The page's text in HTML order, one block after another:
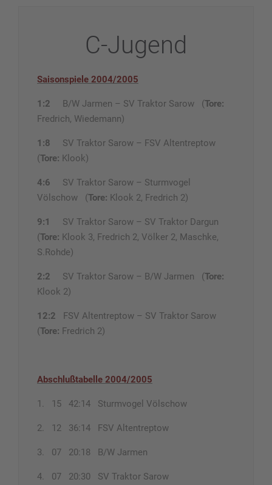
C-Jugend
Saisonspiele 2004/2005
1:2 B/W Jarmen – SV Traktor Sarow (Tore:
Fredrich, Wiedemann)
1:8 SV Traktor Sarow – FSV Altentreptow
(Tore: Klook)
4:6
SV Traktor Sarow – Sturmvogel
Völschow (Tore: Klook 2, Fredrich 2)
9:1
SV Traktor Sarow – SV Traktor Dargun
(Tore: Klook 3, Fredrich 2, Völker 2, Maschke,
S.Rohde)
2:2 SV Traktor Sarow – B/W Jarmen (Tore:
Klook 2)
12:2 FSV Altentreptow – SV Traktor Sarow
(Tore: Fredrich 2)
Abschlußtabelle 2004/2005
1. 15 42:14 Sturmvogel Völschow
2. 12 36:14 FSV Altentreptow
3. 07 20:18 B/W Jarmen
4. 07 20:30 SV Traktor Sarow